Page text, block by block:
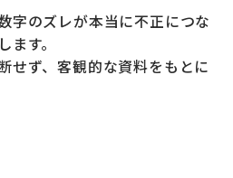
字のズレが本当に不正につな
す。
せず、客観的な資料をもとに